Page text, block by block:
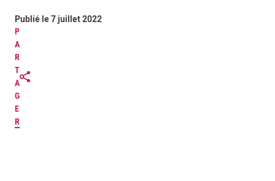
P
A
R
T
A
G
E
R
Publié le 7 juillet 2022